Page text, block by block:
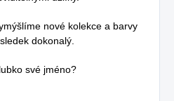
nové kolekce a barvy
dokonalý.
své jméno?